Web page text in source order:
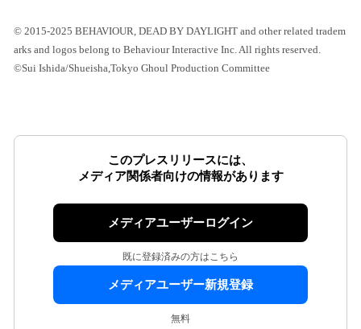
© 2015-2025 BEHAVIOUR, DEAD BY DAYLIGHT and other related tradem
arks and logos belong to Behaviour Interactive Inc. All rights reserved.
©Sui Ishida/Shueisha,Tokyo Ghoul Production Committee
このプレスリリースには、
メディア関係者向けの情報があります
メディアユーザーログイン
既に登録済みの方はこちら
メディアユーザー新規登録
無料